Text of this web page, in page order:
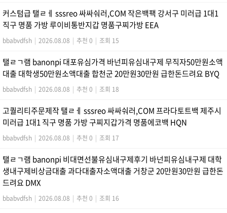
커스텀급 탤ㄹㅔ sssreo 싸싸숴러,COM 작은백팩 강서구 미러급 1대1
직구 명품 가방 루이비통반지갑 명품구찌가방 EEA
bbabvdfsh | 2026.08.08 | 추천 0 | 조회 15
탤ㄹㄱ램 banonpi 대포유심가격 바넌피유심내구제 무직자50만원소액
대출 대학생50만원소액대출 합천군 20만원30만원 급한돈드려요 BYQ
bbabvdfsh | 2026.08.08 | 추천 0 | 조회 18
고퀄리티주문제작 탤ㄹㅔ sssreo 싸싸숴러,COM 프라다토트백 제주시
미러급 1대1 직구 명품 가방 구찌지갑가격 명품에코백 HQN
bbabvdfsh | 2026.08.08 | 추천 0 | 조회 17
탤ㄹㄱ램 banonpi 비대면선불유심내구제후기 바넌피유심내구제 대학
생내구제비상금대출 과다대출자소액대출 거창군 20만원30만원 급한돈
드려요 DMX
bbabvdfsh | 2026.08.08 | 추천 0 | 조회 16